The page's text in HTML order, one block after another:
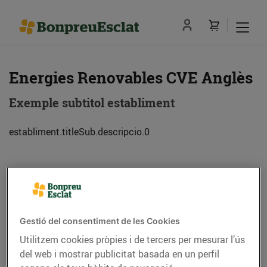
Energies Renovables CVE Anglès
Exemple subtitol establiment
establiment.titleSub.descripcio.0
Adreça
Telèfon Trucar-hi
Gestió del consentiment de les Cookies
Utilitzem cookies pròpies i de tercers per mesurar l’ús
del web i mostrar publicitat basada en un perfil